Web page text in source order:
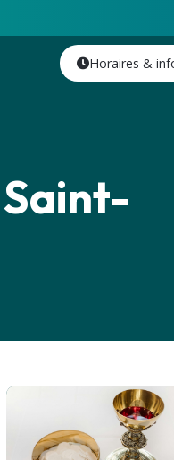
Horaires &